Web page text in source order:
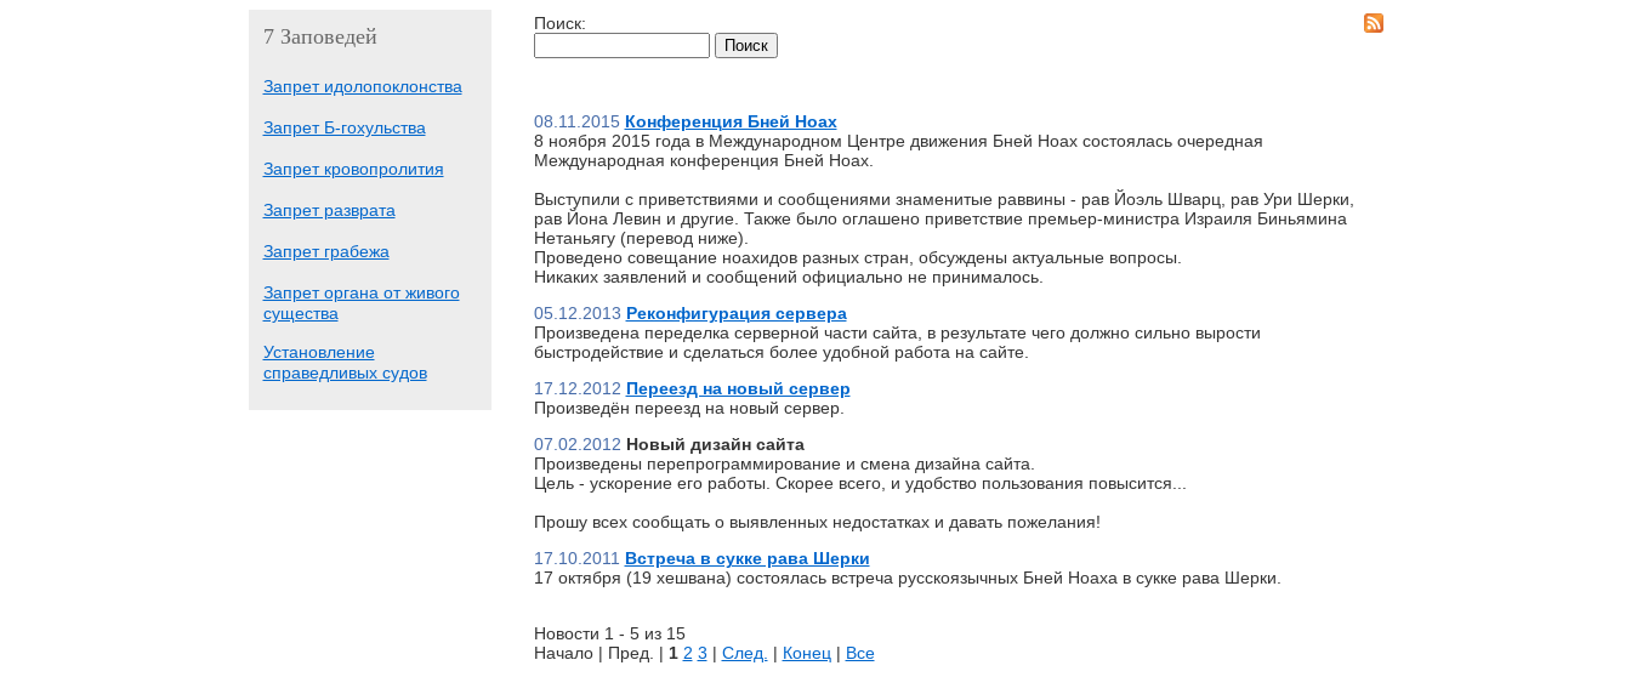
7 Заповедей
Запрет идолопоклонства
Запрет Б-гохульства
Запрет кровопролития
Запрет разврата
Запрет грабежа
Запрет органа от живого
существа
Установление
справедливых судов
Поиск:
08.11.2015 Конференция Бней Ноах
8 ноября 2015 года в Международном Центре движения Бней Ноах состоялась очередная
Международная конференция Бней Ноах.
Выступили с приветствиями и сообщениями знаменитые раввины - рав Йоэль Шварц, рав Ури Шерки,
рав Йона Левин и другие. Также было оглашено приветствие премьер-министра Израиля Биньямина
Нетаньягу (перевод ниже).
Проведено совещание ноахидов разных стран, обсуждены актуальные вопросы.
Никаких заявлений и сообщений официально не принималось.
05.12.2013 Реконфигурация сервера
Произведена переделка серверной части сайта, в результате чего должно сильно вырости
быстродействие и сделаться более удобной работа на сайте.
17.12.2012 Переезд на новый сервер
Произведён переезд на новый сервер.
07.02.2012 Новый дизайн сайта
Произведены перепрограммирование и смена дизайна сайта.
Цель - ускорение его работы. Скорее всего, и удобство пользования повысится...
Прошу всех сообщать о выявленных недостатках и давать пожелания!
17.10.2011 Встреча в сукке рава Шерки
17 октября (19 хешвана) состоялась встреча русскоязычных Бней Ноаха в сукке рава Шерки.
Новости 1 - 5 из 15
Начало | Пред. | 1 2 3 | След. | Конец | Все